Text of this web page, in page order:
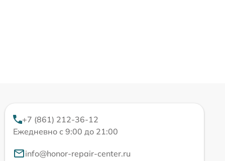
+7 (861) 212-36-12
Ежедневно с 9:00 до 21:00
info@honor-repair-center.ru